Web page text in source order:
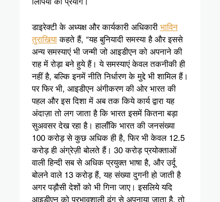
डाइरेक्टी के अध्यक्ष और कार्यकारी अधिकारी भाविन
तुराखियाकहते हैं, “यह बुनियादी समस्या है और इससे
अन्य समस्याएं भी जन्मी जो आइडीएन को अपनाने की
राह में रोड़ा बने हुये हैं। ये समस्याएं केवल तकनीकी ही
नहीं है, बल्कि इनमें नीति निर्धारण के मुद्दे भी शामिल हैं।
पर फिर भी, आइडीएन अंगीकरण की ओर भारत की
पहल और इस दिशा में अब तक किये कार्य द्वारा यह
अंदाज़ा तो लग जाता है कि भारत इसमें कितना बड़ा
सुअवसर देख रहा है। हालाँकि भारत की जनसंख्या
100 करोड़ से कुछ अधिक ही है, फिर भी केवल 12.5
करोड़ ही अंग्रेज़ी बोलते हैं। 30 करोड़ प्रयोक्ताओं
वाली हिन्दी सब से अधिक प्रयुक्त भाषा है, और उर्दू
बोलने वाले 13 करोड़ हैं, यह संख्या दुगनी हो जाती है
अगर पड़ौसी देशों को भी गिना जाए। इसलिये यदि
आइडीएन को प्रभावशाली ढंग से अपनाया जाता है, तो